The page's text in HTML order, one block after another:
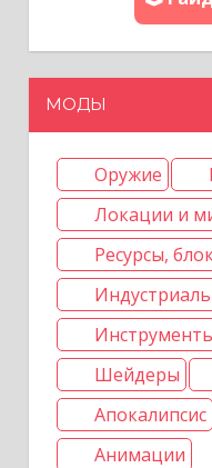
п
и
с
МОДЫ
Оружие
Локации и
Ресурсы,
Шейдеры
Апокалипсис
Анимации